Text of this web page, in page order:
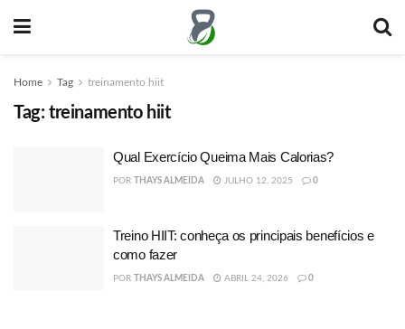
Home Tag treinamento hiit
Tag: treinamento hiit
Qual Exercício Queima Mais Calorias?
POR THAYS ALMEIDA JULHO 12, 2025 0
Treino HIIT: conheça os principais benefícios e
como fazer
POR THAYS ALMEIDA ABRIL 24, 2026 0